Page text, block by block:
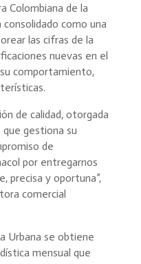
Colombiana de la
consolidado como una
las cifras de la
nuevas en el
comportamiento,
de calidad, otorgada
gestiona su
de
por entregarnos
precisa y oportuna”,
comercial
Urbana se obtiene
mensual que